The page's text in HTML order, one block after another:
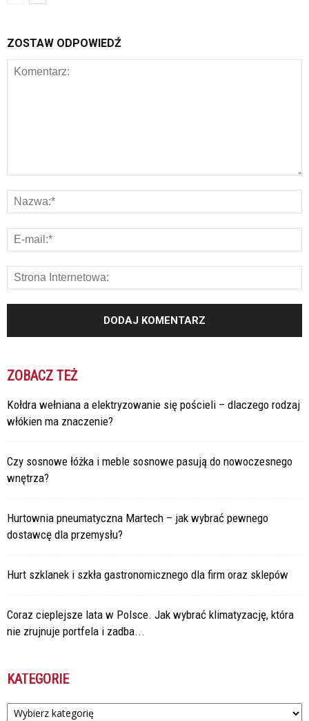
ZOSTAW ODPOWIEDŹ
ZOBACZ TEŻ
Kołdra wełniana a elektryzowanie się pościeli – dlaczego rodzaj
włókien ma znaczenie?
Czy sosnowe łóżka i meble sosnowe pasują do nowoczesnego
wnętrza?
Hurtownia pneumatyczna Martech – jak wybrać pewnego
dostawcę dla przemysłu?
Hurt szklanek i szkła gastronomicznego dla firm oraz sklepów
Coraz cieplejsze lata w Polsce. Jak wybrać klimatyzację, która
nie zrujnuje portfela i zadba...
KATEGORIE
Kategorie